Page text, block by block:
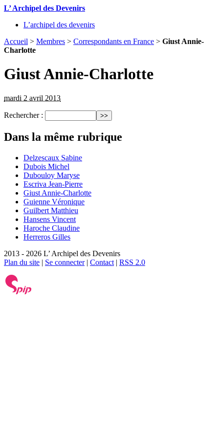
L’ Archipel des Devenirs
L’archipel des devenirs
Accueil > Membres > Correspondants en France > Giust Annie-
Charlotte
Giust Annie-Charlotte
mardi 2 avril 2013
Rechercher :
Dans la même rubrique
Delzescaux Sabine
Dubois Michel
Dubouloy Maryse
Escriva Jean-Pierre
Giust Annie-Charlotte
Guienne Véronique
Guilbert Matthieu
Hansens Vincent
Haroche Claudine
Herreros Gilles
2013 - 2026 L’ Archipel des Devenirs
Plan du site | Se connecter| Contact | RSS 2.0